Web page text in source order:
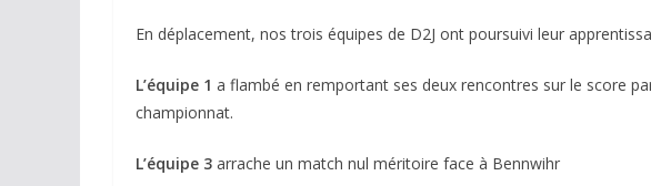
En déplacement, nos trois équipes de D2J ont poursuivi leur
L’équipe 1 a flambé en remportant ses deux rencontres sur le score
championnat.
L’équipe 3 arrache un match nul méritoire face à Bennwihr